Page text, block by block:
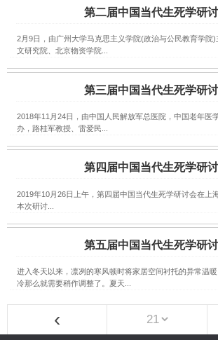
第二届中国当代生死学研
2月9日，由广州大学马克思主义学院(政治与公民教育学院)
文研究院、北京物资学院...
第三届中国当代生死学研
2018年11月24日，由中国人民解放军总医院，中国老年医
办，路桂军教授、雷爱民...
第四届中国当代生死学研
2019年10月26日上午，第四届中国当代生死学研讨会在上
本次研讨...
第五届中国当代生死学研
进入冬天以来，凛冽的寒风顿时将家居空间衬托的异常温
冷那么就需要稍作调整了。夏天...
‹